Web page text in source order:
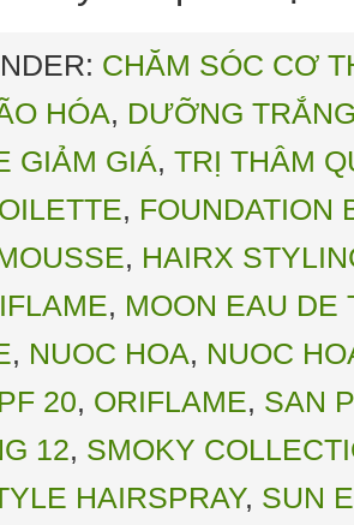
CHĂM SÓC CƠ
HÓA, DƯỠNG
GIẢM GIÁ, TRỊ THÂM
, FOUNDATION
, HAIRX
, MOON EAU DE
, NUOC HOA, NUOC
20, ORIFLAME, SAN
12, SMOKY
HAIRSPRAY, SUN